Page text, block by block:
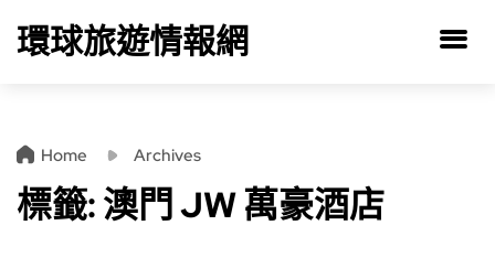
環球旅遊情報網
Home Archives
標籤:澳門 JW 萬豪酒店